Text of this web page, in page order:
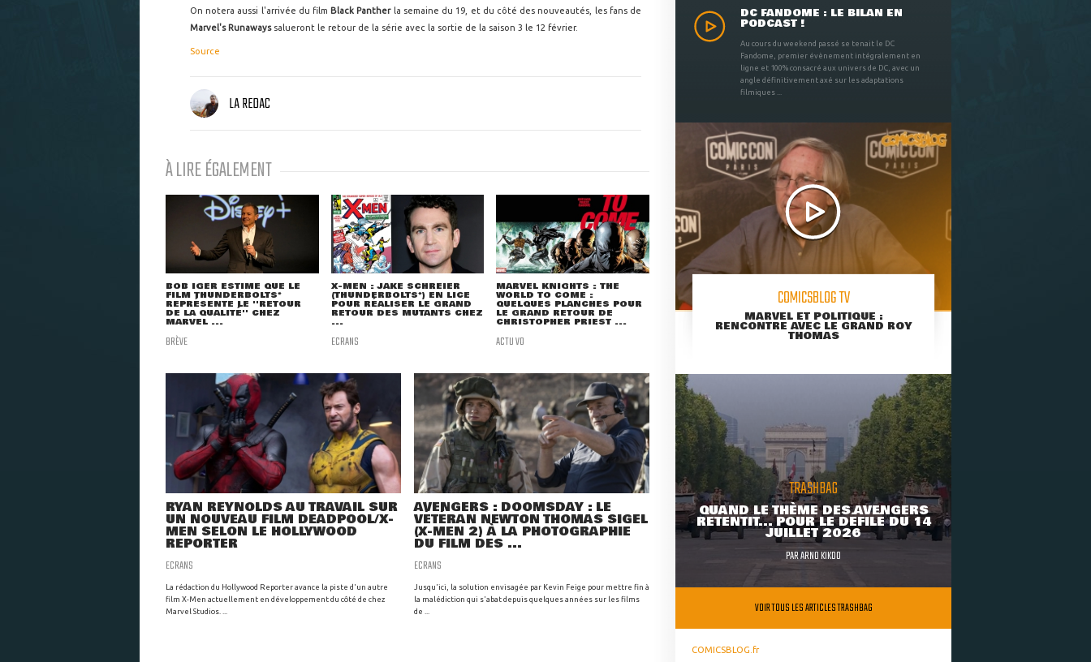
On notera aussi l'arrivée du film Black Pantherla semaine du 19, et du côté des nouveautés, les fans de
Marvel's Runawayssalueront le retour de la série avec la sortie de la saison 3 le 12 février.
Source
LA REDAC
À LIRE ÉGALEMENT
BOB IGER ESTIME QUE LE
FILM THUNDERBOLTS*
REPRÉSENTE LE ''RETOUR
DE LA QUALITÉ'' CHEZ
MARVEL ...
BRÈVE
X-MEN : JAKE SCHREIER
(THUNDERBOLTS*) EN LICE
POUR RÉALISER LE GRAND
RETOUR DES MUTANTS CHEZ
...
ECRANS
MARVEL KNIGHTS : THE
WORLD TO COME :
QUELQUES PLANCHES POUR
LE GRAND RETOUR DE
CHRISTOPHER PRIEST ...
ACTU VO
RYAN REYNOLDS AU TRAVAIL SUR
UN NOUVEAU FILM DEADPOOL/X-
MEN SELON LE HOLLYWOOD
REPORTER
ECRANS
La rédaction du Hollywood Reporter avance la piste d'un autre
film X-Men actuellement en développement du côté de chez
Marvel Studios. ...
AVENGERS : DOOMSDAY : LE
VÉTÉRAN NEWTON THOMAS SIGEL
(X-MEN 2) À LA PHOTOGRAPHIE
DU FILM DES ...
ECRANS
Jusqu'ici, la solution envisagée par Kevin Feige pour mettre fin à
la malédiction qui s'abat depuis quelques années sur les films
de ...
DC FANDOME : LE BILAN EN
PODCAST !
Au cours du weekend passé se tenait le DC
Fandome, premier évènement intégralement en
ligne et 100% consacré aux univers de DC, avec un
angle définitivement axé sur les adaptations
filmiques ...
COMICSBLOG TV
MARVEL ET POLITIQUE :
RENCONTRE AVEC LE GRAND ROY
THOMAS
TRASHBAG
QUAND LE THÈME DES AVENGERS
RETENTIT... POUR LE DÉFILÉ DU 14
JUILLET 2026
PARARNO KIKOO
VOIR TOUS LES ARTICLES TRASHBAG
COMICSBLOG.fr